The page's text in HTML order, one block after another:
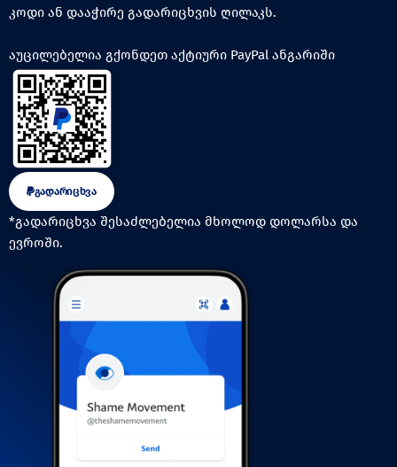
კოდი ან დააჭირე გადარიცხვის ღილაკს.
აუცილებელია გქონდეთ აქტიური PayPal ანგარიში
გადარიცხვა
*გადარიცხვა შესაძლებელია მხოლოდ დოლარსა და
ევროში.